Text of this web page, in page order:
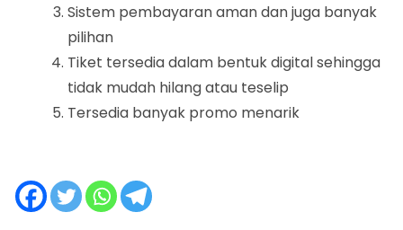
Sistem pembayaran aman dan juga banyak
pilihan
Tiket tersedia dalam bentuk digital sehingga
tidak mudah hilang atau teselip
Tersedia banyak promo menarik